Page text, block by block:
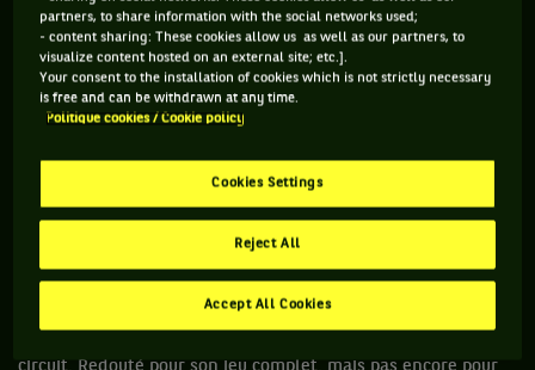
Mais ses souvenirs locaux sentent d’avantage le parquet,
strikeet la boule morte.« Quand j’étais résident à
Monaco, le Prince Albert me demandait régulièrement
d’aller avec lui jouer au bowling tard dans la nuit à Nice, plus
Nous étions très amis. Je l’appelais Albert ou
colonel Bébert, parce qu’il s’exprimait avec un léger
Nous sommes au début des années 1970, et
Nastase, à peine 25 ans, raffole déjà des virées entre
copains, des amours d’un soir et du champagne rosé. Sur le
court pourtant, c’est l’un des athlètes les plus redoutés du
partners, to share information with the social networks used;
- content sharing: These cookies allow us as well as our partners, to
visualize content hosted on an external site; etc.].
Your consent to the installation of cookies which is not strictly necessary
is free and can be withdrawn at any time.
Politique cookies / Cookie policy
Cookies Settings
Reject All
Accept All Cookies